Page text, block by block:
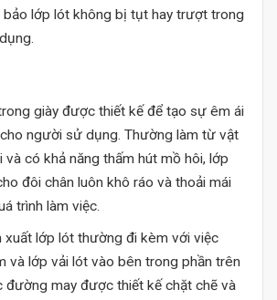
lớp lót không bị tụt hay trượt trong
giày được thiết kế để tạo sự êm ái
người sử dụng. Thường làm từ vật
và có khả năng thấm hút mồ hôi, lớp
đôi chân luôn khô ráo và thoải mái
trình làm việc.
xuất lớp lót thường đi kèm với việc
và lớp vải lót vào bên trong phần trên
đường may được thiết kế chặt chẽ và